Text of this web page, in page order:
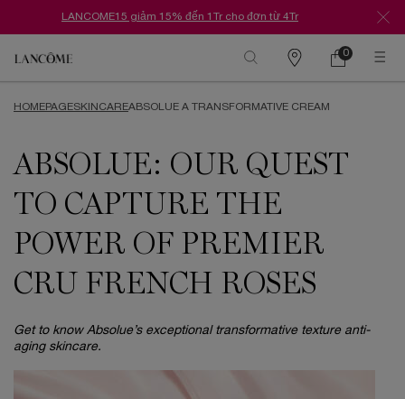
LANCOME15 giảm 15% đến 1Tr cho đơn từ 4Tr
Danh
hàng
Giỏ
0
0 Sản phẩm
HOMEPAGESKINCAREABSOLUE A TRANSFORMATIVE CREAM
ABSOLUE: OUR QUEST
TO CAPTURE THE
POWER OF PREMIER
CRU FRENCH ROSES
Get to know Absolue’s exceptional transformative texture anti-
aging skincare.